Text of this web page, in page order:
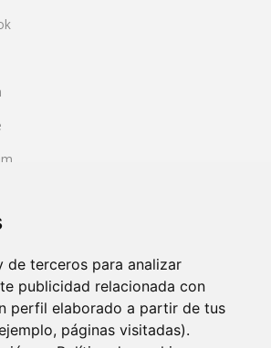
de terceros para analizar
publicidad relacionada con
perfil elaborado a partir de tus
páginas visitadas).